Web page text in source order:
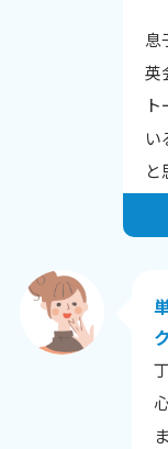
息
英
い
と
ば